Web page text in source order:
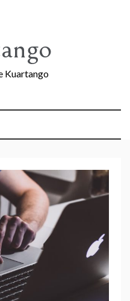
Kuartango